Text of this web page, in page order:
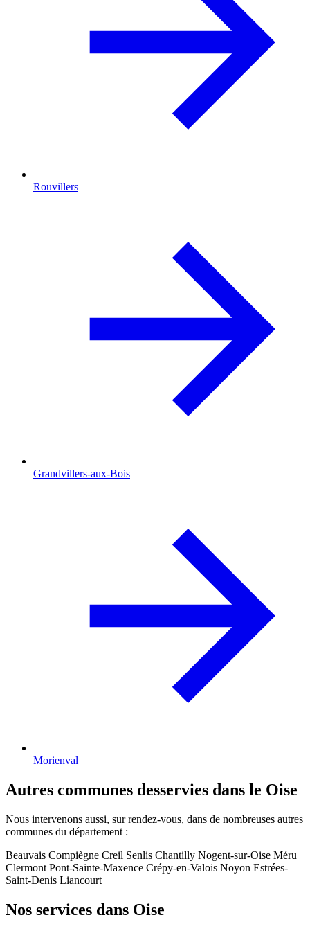
Rouvillers
Grandvillers-aux-Bois
Morienval
Autres communes desservies dans le Oise
Nous intervenons aussi, sur rendez-vous, dans de nombreuses autres
communes du département :
Beauvais Compiègne Creil Senlis Chantilly Nogent-sur-Oise Méru
Clermont Pont-Sainte-Maxence Crépy-en-Valois Noyon Estrées-
Saint-Denis Liancourt
Nos services dans Oise